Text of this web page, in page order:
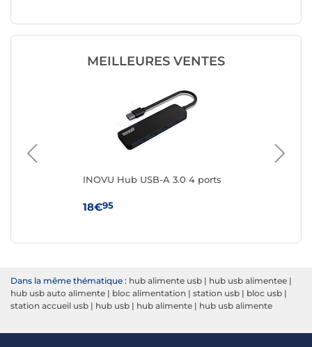
MEILLEURES VENTES
INOVU Hub USB-A 3.0 4 ports
18€95
Dans la même thématique : hub alimente usb | hub usb alimentee |
hub usb auto alimente | bloc alimentation | station usb | bloc usb |
station accueil usb | hub usb | hub alimente | hub usb alimente